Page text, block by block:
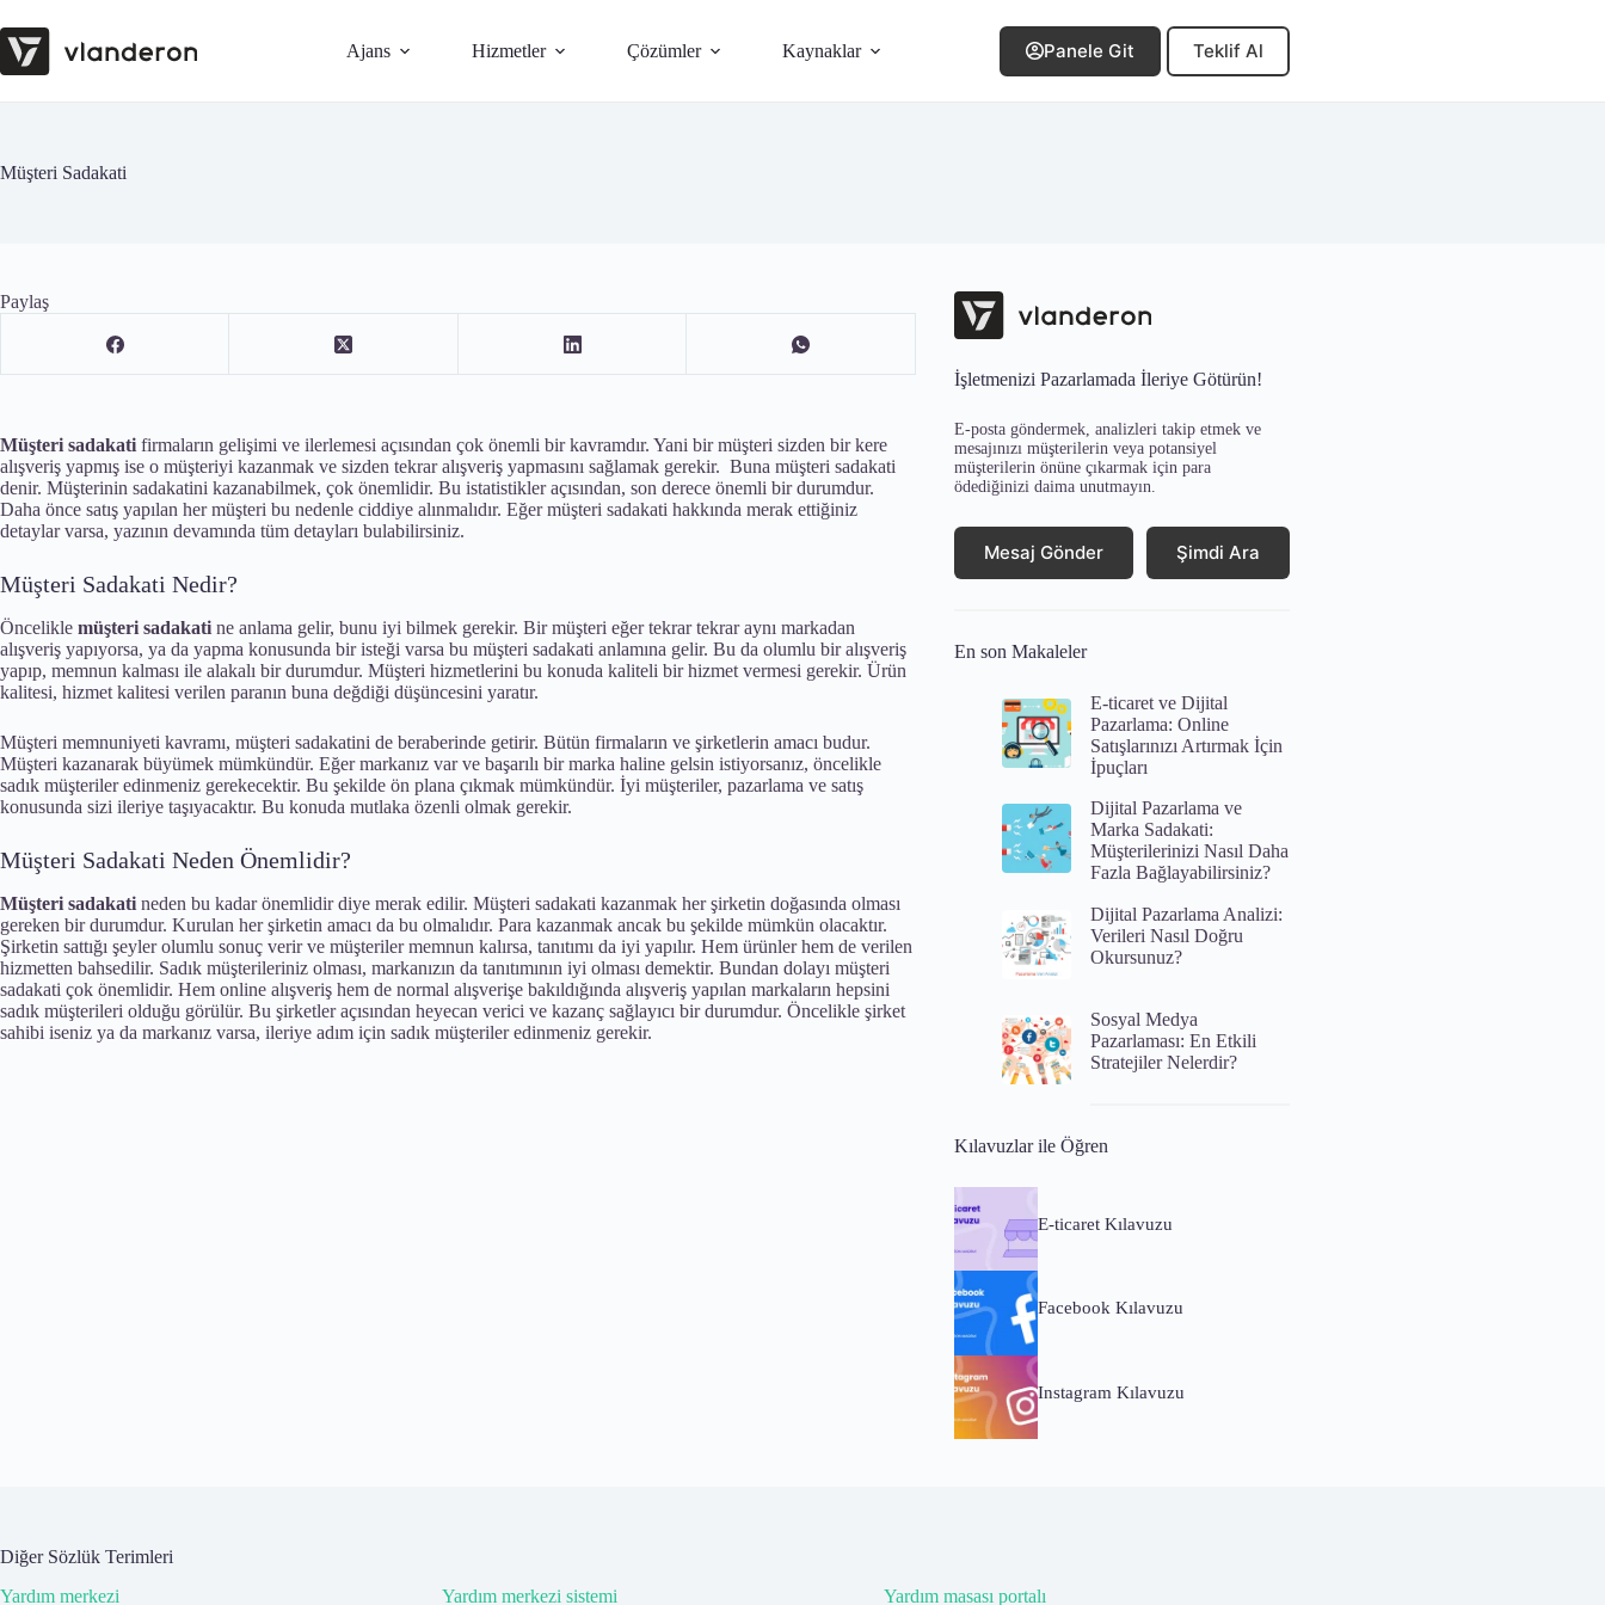
to
content
Ajans Hizmetler Çözümler Kaynaklar Panele Git Teklif Al
Müşteri Sadakati
Paylaş
Müşteri sadakati firmaların gelişimi ve ilerlemesi açısından çok önemli bir kavramdır. Yani bir müşteri sizden bir kere
alışveriş yapmış ise o müşteriyi kazanmak ve sizden tekrar alışveriş yapmasını sağlamak gerekir. Buna müşteri sadakati
denir. Müşterinin sadakatini kazanabilmek, çok önemlidir. Bu istatistikler açısından, son derece önemli bir durumdur.
Daha önce satış yapılan her müşteri bu nedenle ciddiye alınmalıdır. Eğer müşteri sadakati hakkında merak ettiğiniz
detaylar varsa, yazının devamında tüm detayları bulabilirsiniz.
Müşteri Sadakati Nedir?
Öncelikle müşteri sadakati ne anlama gelir, bunu iyi bilmek gerekir. Bir müşteri eğer tekrar tekrar aynı markadan
alışveriş yapıyorsa, ya da yapma konusunda bir isteği varsa bu müşteri sadakati anlamına gelir. Bu da olumlu bir alışveriş
yapıp, memnun kalması ile alakalı bir durumdur. Müşteri hizmetlerini bu konuda kaliteli bir hizmet vermesi gerekir. Ürün
kalitesi, hizmet kalitesi verilen paranın buna değdiği düşüncesini yaratır.
Müşteri memnuniyeti kavramı, müşteri sadakatini de beraberinde getirir. Bütün firmaların ve şirketlerin amacı budur.
Müşteri kazanarak büyümek mümkündür. Eğer markanız var ve başarılı bir marka haline gelsin istiyorsanız, öncelikle
sadık müşteriler edinmeniz gerekecektir. Bu şekilde ön plana çıkmak mümkündür. İyi müşteriler, pazarlama ve satış
konusunda sizi ileriye taşıyacaktır. Bu konuda mutlaka özenli olmak gerekir.
Müşteri Sadakati Neden Önemlidir?
Müşteri sadakati neden bu kadar önemlidir diye merak edilir. Müşteri sadakati kazanmak her şirketin doğasında olması
gereken bir durumdur. Kurulan her şirketin amacı da bu olmalıdır. Para kazanmak ancak bu şekilde mümkün olacaktır.
Şirketin sattığı şeyler olumlu sonuç verir ve müşteriler memnun kalırsa, tanıtımı da iyi yapılır. Hem ürünler hem de verilen
hizmetten bahsedilir. Sadık müşterileriniz olması, markanızın da tanıtımının iyi olması demektir. Bundan dolayı müşteri
sadakati çok önemlidir. Hem online alışveriş hem de normal alışverişe bakıldığında alışveriş yapılan markaların hepsini
sadık müşterileri olduğu görülür. Bu şirketler açısından heyecan verici ve kazanç sağlayıcı bir durumdur. Öncelikle şirket
sahibi iseniz ya da markanız varsa, ileriye adım için sadık müşteriler edinmeniz gerekir.
İşletmenizi Pazarlamada İleriye Götürün!
E-posta göndermek, analizleri takip etmek ve
mesajınızı müşterilerin veya potansiyel
müşterilerin önüne çıkarmak için para
ödediğinizi daima unutmayın.
Mesaj Gönder Şimdi Ara
En son Makaleler
E-ticaret ve Dijital
Pazarlama: Online
Satışlarınızı Artırmak İçin
İpuçları
Dijital Pazarlama ve
Marka Sadakati:
Müşterilerinizi Nasıl Daha
Fazla Bağlayabilirsiniz?
Dijital Pazarlama Analizi:
Verileri Nasıl Doğru
Okursunuz?
Sosyal Medya
Pazarlaması: En Etkili
Stratejiler Nelerdir?
Kılavuzlar ile Öğren
E-ticaret Kılavuzu
Facebook Kılavuzu
Instagram Kılavuzu
Diğer Sözlük Terimleri
Yardım merkezi
Yardım merkezi sistemi Yardım masası portalı